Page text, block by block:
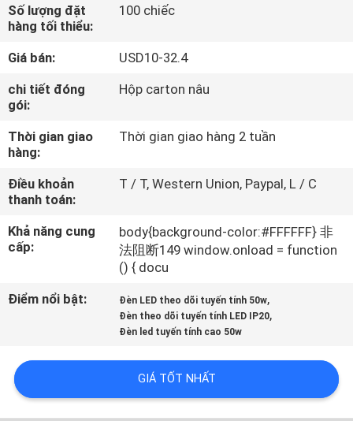
VỀ
CHÚNG
TÔI
THAM
QUAN
NHÀ
MÁY
KIỂM
CHẤT
LIÊN
HỆ
Số lượng đặt
hàng tối thiểu:
100 chiếc
Giá bán:
USD10-32.4
chi tiết đóng
gói:
Hộp carton nâu
Thời gian giao
hàng:
Thời gian giao hàng 2 tuần
Điều khoản
thanh toán:
T / T, Western Union, Paypal, L / C
Khả năng cung
cấp:
body{background-color:#FFFFFF} 非
法阻断149 window.onload = function
() { docu
Điểm nổi bật:
Đèn LED theo dõi tuyến tính 50w,
Đèn theo dõi tuyến tính LED IP20,
Đèn led tuyến tính cao 50w
GIÁ TỐT NHẤT